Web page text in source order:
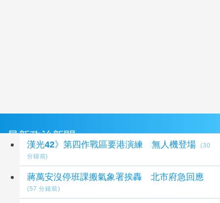
最新政治新聞
漢光42》第四作戰區要港演練 無人機登場
(30
分鐘前)
蔣萬安沒停班課搬氣象署挨轟 北市府急回應
(57 分鐘前)